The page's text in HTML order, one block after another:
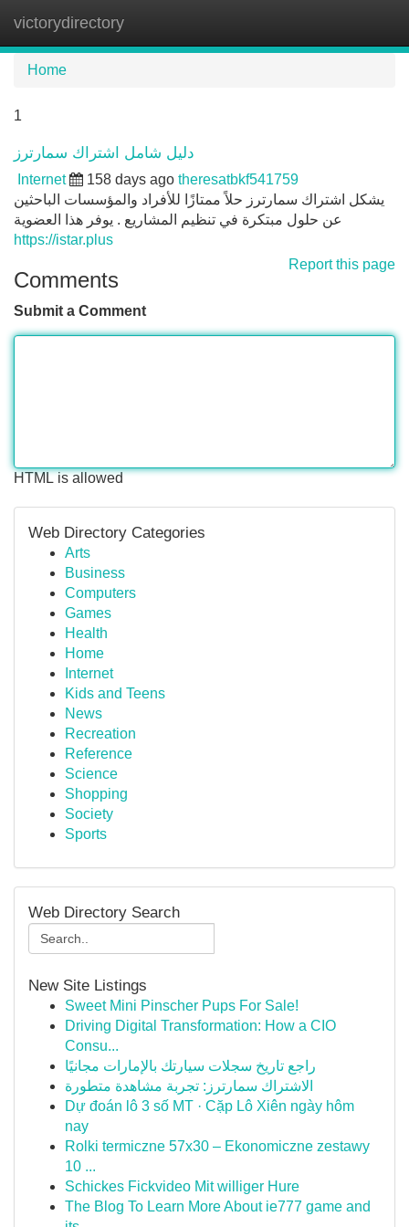
victorydirectory
Home
1
دليل شامل اشتراك سمارترز
Internet 158 days ago theresatbkf541759
يشكل اشتراك سمارترز حلاً ممتازًا للأفراد والمؤسسات الباحثين
عن حلول مبتكرة في تنظيم المشاريع . يوفر هذا العضوية
https://istar.plus
Report this page
Comments
Submit a Comment
HTML is allowed
Web Directory Categories
Arts
Business
Computers
Games
Health
Home
Internet
Kids and Teens
News
Recreation
Reference
Science
Shopping
Society
Sports
Web Directory Search
New Site Listings
Sweet Mini Pinscher Pups For Sale!
Driving Digital Transformation: How a CIO
Consu...
راجع تاريخ سجلات سيارتك بالإمارات مجانيًا
الاشتراك سمارترز: تجربة مشاهدة متطورة
Dự đoán lô 3 số MT · Cặp Lô Xiên ngày hôm
nay
Rolki termiczne 57x30 – Ekonomiczne zestawy
10 ...
Schickes Fickvideo Mit williger Hure
The Blog To Learn More About ie777 game and